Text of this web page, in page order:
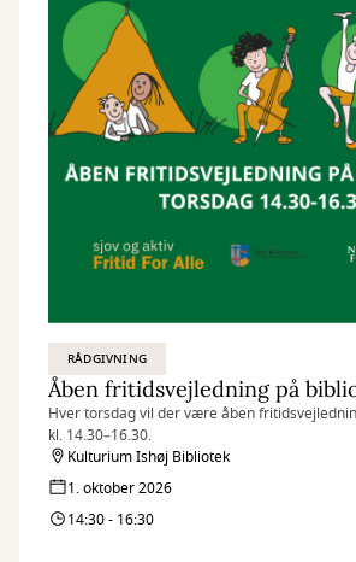
RÅDGIVNING
Åben fritidsvejledning på
Hver torsdag vil der være åben
kl. 14.30–16.30.
Kulturium Ishøj Bibliotek
1. oktober 2026
14:30 - 16:30